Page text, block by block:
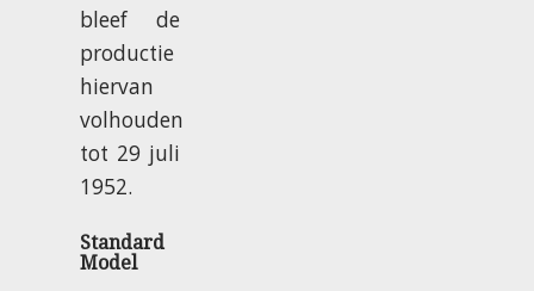
bleef de
productie
hiervan
volhouden
tot 29 juli
1952.
Standard
Model